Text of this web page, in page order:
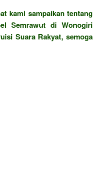
kami sampaikan tentang
Semrawut di Wonogiri
Suara Rakyat, semoga